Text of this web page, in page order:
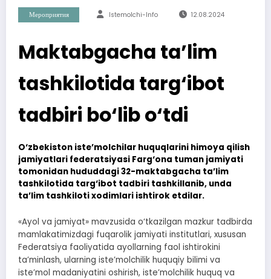
Мероприятия Istemolchi-Info 12.08.2024
Maktabgacha ta’lim
tashkilotida targ‘ibot
tadbiri bo‘lib o‘tdi
O‘zbekiston iste’molchilar huquqlarini himoya qilish
jamiyatlari federatsiyasi Farg‘ona tuman jamiyati
tomonidan hududdagi 32-maktabgacha ta’lim
tashkilotida targ‘ibot tadbiri tashkillanib, unda
ta’lim tashkiloti xodimlari ishtirok etdilar.
«Ayol va jamiyat» mavzusida o‘tkazilgan mazkur tadbirda
mamlakatimizdagi fuqarolik jamiyati institutlari, xususan
Federatsiya faoliyatida ayollarning faol ishtirokini
ta’minlash, ularning iste’molchilik huquqiy bilimi va
iste’mol madaniyatini oshirish, iste’molchilik huquq va